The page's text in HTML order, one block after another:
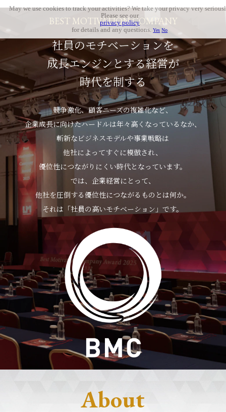
BEST MOTIVATION COMPANY
社員のモチベーションを
成⻑エンジンとする経営が
時代を制する
競争激化、顧客ニーズの複雑化など、
企業成長に向けたハードルは年々高くなっているなか、
斬新なビジネスモデルや事業戦略は
他社によってすぐに模倣され、
優位性につながりにくい時代となっています。
では、企業経営にとって、
他社を圧倒する優位性につながるものとは何か。
それは「社員の高いモチベーション」です。
About
May we use cookies to track your activities? We take your privacy very
Please see our
privacy policy
for details and any questions.Yes No